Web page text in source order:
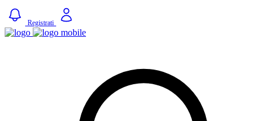
Registrati